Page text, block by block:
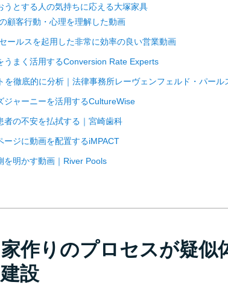
うとする人の気持ちに応える大塚家具
顧客行動・心理を理解した動画
ールスを起用した非常に効率の良い営業動画
うまく活用するConversion Rate Experts
を徹底的に分析｜法律事務所レーヴェンフェルド・パール
ジャーニーを活用するCultureWise
者の不安を払拭する｜宮崎歯科
ージに動画を配置するiMPACT
を明かす動画｜River Pools
作りのプロセスが疑似
設